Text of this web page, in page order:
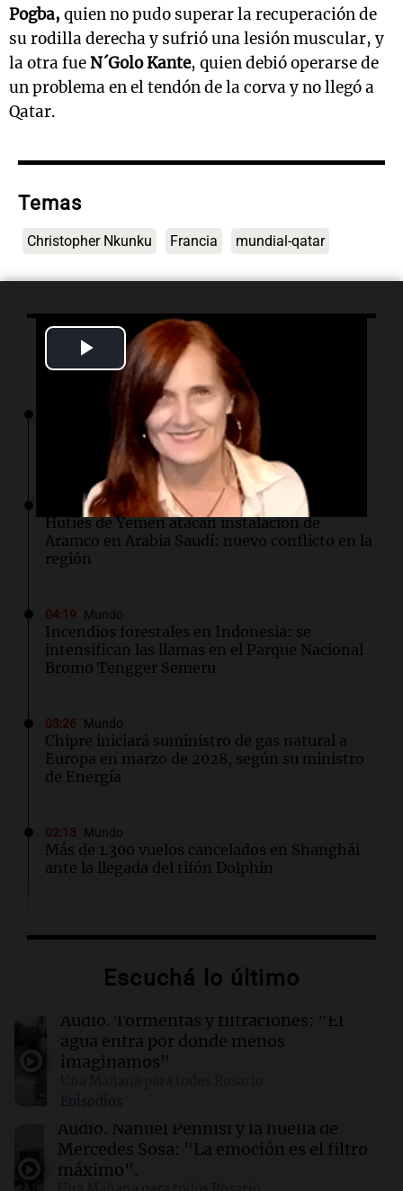
Play
Video
Pogba, quien no pudo superar la recuperación de
su rodilla derecha y sufrió una lesión muscular, y
la otra fueN´Golo Kante, quien debió operarse de
un problema en el tendón de la corva y no llegó a
Qatar.
Temas
Christopher Nkunku Francia mundial-qatar
Lo último
Nagasaki recuerda los horrores de la bomba
atómica en su 81 aniversario
Mundo
Hutíes de Yemen atacan instalación de
Aramco en Arabia Saudí: nuevo conflicto en la
región
04:19 Mundo
Incendios forestales en Indonesia: se
intensifican las llamas en el Parque Nacional
Bromo Tengger Semeru
03:26 Mundo
Chipre iniciará suministro de gas natural a
Europa en marzo de 2028, según su ministro
de Energía
02:13 Mundo
Más de 1.300 vuelos cancelados en Shanghái
ante la llegada del tifón Dolphin
Airbnb acelera el lanzamiento de funciones
búsqueda
El Pentágono solicita a la industria de defensa
un aumento en la producción de armas
01:31 Ciencia
Reducir alimentos dulces no disminuye
antojos ni mejora la salud, según estudio
Escuchá lo último
Audio. Tormentas y filtraciones: "El
agua entra por donde menos
imaginamos"
Episodios
Audio. Nahuel Pennisi y la huella de
Mercedes Sosa: "La emoción es el filtro
máximo".